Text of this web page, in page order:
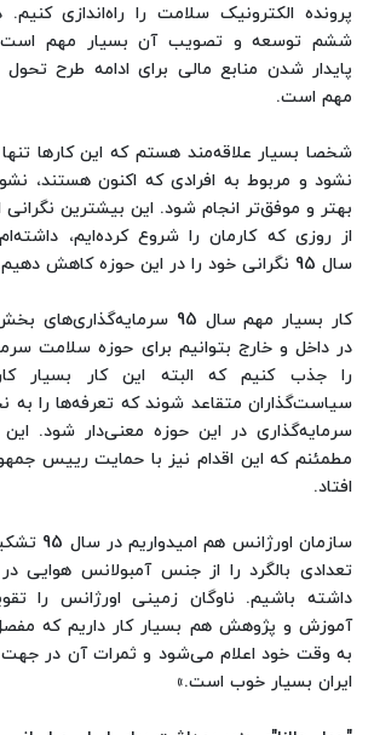
پرونده الکترونیک سلامت را راه‌اندازی
ششم توسعه و تصویب آن بسیار مهم
پایدار شدن منابع مالی برای ادامه طرح
مهم است.
شخصا بسیار علاقه‌مند هستم که این کارها
نشود و مربوط به افرادی که اکنون هستند،
بهتر و موفق‌تر انجام شود. این بیشترین
از روزی که کارمان را شروع کرده‌ایم،
سال 95 نگرانی خود را در این حوزه کاهش دهیم.
کار بسیار مهم سال 95
در داخل و خارج بتوانیم برای حوزه سلامت
را جذب کنیم که البته این کار بسیار
سیاست‌گذاران متقاعد شوند که تعرفه‌ها را به
سرمایه‌گذاری در این حوزه معنی‌دار شود.
مطمئنم که این اقدام نیز با حمایت رییس
افتاد.
سازمان
تعدادی بالگرد را از جنس آمبولانس هوایی
داشته باشیم. ناوگان زمینی اورژانس را
آموزش و پژوهش هم بسیار کار داریم که
به وقت خود اعلام می‌شود و ثمرات آن در
ایران بسیار خوب است.»